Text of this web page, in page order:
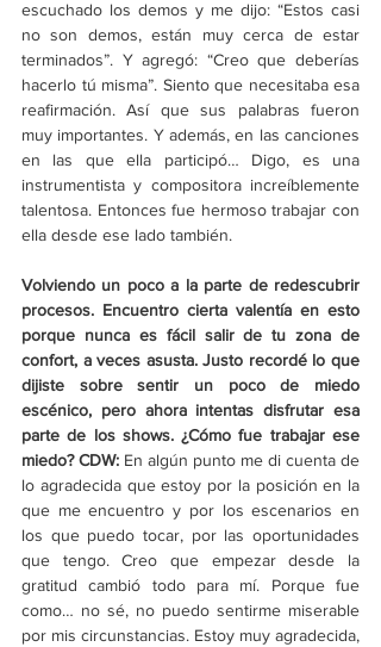
escuchado los demos y me dijo: “Estos casi
no son demos, están muy cerca de estar
terminados”. Y agregó: “Creo que deberías
hacerlo tú misma”. Siento que necesitaba esa
reafirmación. Así que sus palabras fueron
muy importantes. Y además, en las canciones
en las que ella participó… Digo, es una
instrumentista y compositora increíblemente
talentosa. Entonces fue hermoso trabajar con
ella desde ese lado también.
Volviendo un poco a la parte de redescubrir
procesos. Encuentro cierta valentía en esto
porque nunca es fácil salir de tu zona de
confort, a veces asusta. Justo recordé lo que
dijiste sobre sentir un poco de miedo
escénico, pero ahora intentas disfrutar esa
parte de los shows. ¿Cómo fue trabajar ese
miedo? CDW: En algún punto me di cuenta de
lo agradecida que estoy por la posición en la
que me encuentro y por los escenarios en
los que puedo tocar, por las oportunidades
que tengo. Creo que empezar desde la
gratitud cambió todo para mí. Porque fue
como… no sé, no puedo sentirme miserable
por mis circunstancias. Estoy muy agradecida,